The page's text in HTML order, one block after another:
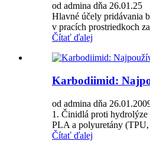
od admina dňa 26.01.25
Hlavné účely pridávania
v pracích prostriedkoch
Čítať ďalej
Karbodiimid:
od admina dňa
1. Činidlá proti
PLA a polyuretány
Čítať ďalej